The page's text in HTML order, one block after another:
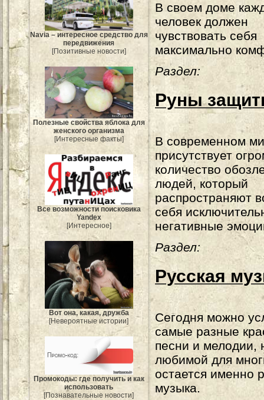
Navia – интересное средство для
передвижения
[Позитивные новости]
Полезные свойства яблока для
женского организма
[Интересные факты]
Все возможности поисковика
Yandex
[Интересное]
Вот она, какая, дружба
[Невероятные истории]
Промокоды: где получить и как
использовать
[Познавательные новости]
В своем доме
человек должен
чувствовать себя
максимально
Раздел:
Руны
В современном
присутствует
количество
людей, который
распространяют
себя
негативные
Раздел:
Русская
Сегодня можно
самые разные
песни и мелодии,
любимой для
остается именно
музыка.